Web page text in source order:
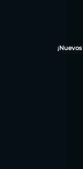
¡Nuevos